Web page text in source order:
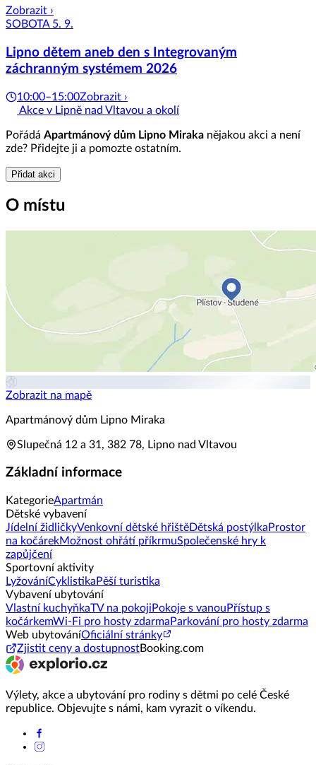
Zobrazit ›
SOBOTA 5. 9.
Lipno dětem aneb den s Integrovaným
záchranným systémem 2026
10:00–15:00Zobrazit ›
Akce v Lipně nad Vltavou a okolí
Pořádá Apartmánový dům Lipno Miraka nějakou akci a není
zde? Přidejte ji a pomozte ostatním.
Přidat akci
O místu
Zobrazit na mapě
Apartmánový dům Lipno Miraka
Slupečná 12 a 31, 382 78, Lipno nad Vltavou
Základní informace
KategorieApartmán
Dětské vybavení
Jídelní židličkyVenkovní dětské hřištěDětská postýlka Prostor
na kočárekMožnost ohřátí příkrmuSpolečenské hry k
zapůjčení
Sportovní aktivity
LyžováníCyklistika Pěší turistika
Vybavení ubytování
Vlastní kuchyňkaTV na pokoji Pokoje s vanou Přístup s
kočárkemWi-Fi pro hosty zdarma Parkování pro hosty zdarma
Web ubytováníOficiální stránky
Zjistit ceny a dostupnostBooking.com
Výlety, akce a ubytování pro rodiny s dětmi po celé České
republice. Objevujte s námi, kam vyrazit o víkendu.